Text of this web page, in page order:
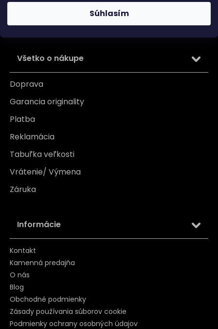
Súhlasím
Všetko o nákupe
Doprava
Garancia originality
Platba
Reklamácia
Tabuľka veľkosti
Vrátenie/ Výmena
Záruka
Informácie
Kontakt
Kamenná predajňa
O nás
Blog
Obchodné podmienky
Zásady používania súborov cookie
Podmienky ochrany osobných údajov